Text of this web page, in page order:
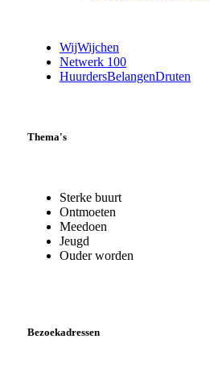
WijWijchen
Netwerk 100
HuurdersBelangenDruten
Thema's
Sterke buurt
Ontmoeten
Meedoen
Jeugd
Ouder worden
Bezoekadressen